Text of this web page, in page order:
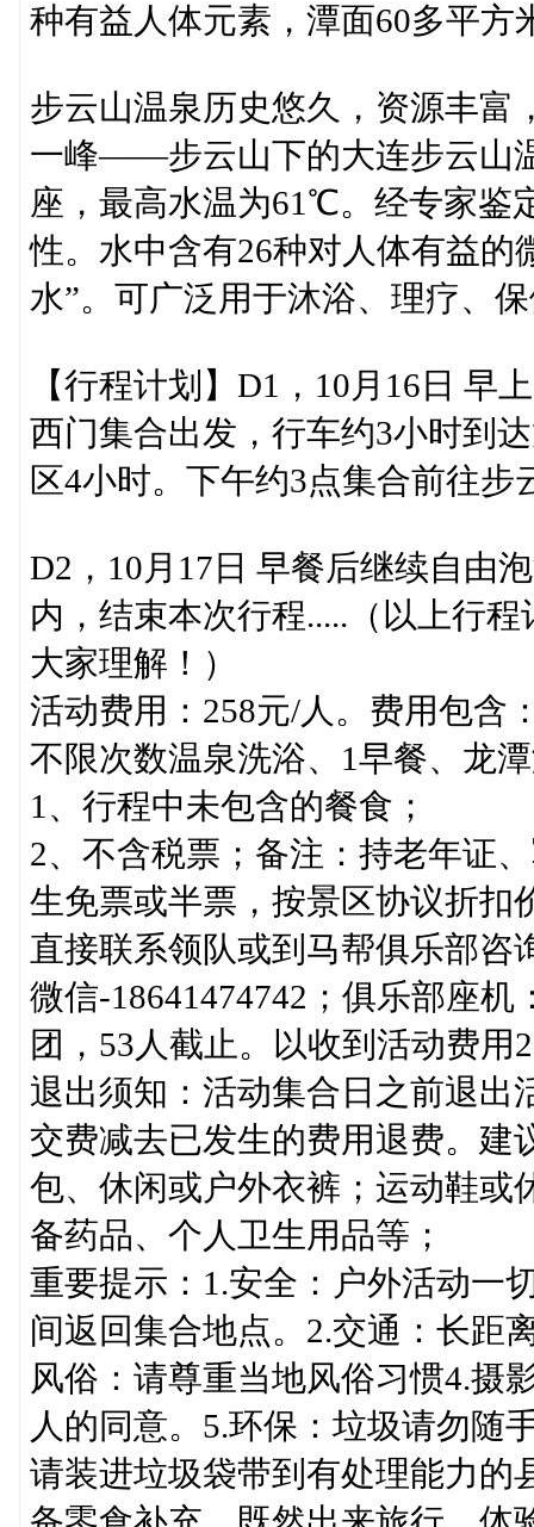
种有益人体元素，潭面60多平方
步云山温泉历史悠久，资源丰富
一峰——步云山下的大连步云山
座，最高水温为61℃。经专家鉴
性。水中含有26种对人体有益的
水”。可广泛用于沐浴、理疗、
【行程计划】D1，10月16日 早
西门集合出发，行车约3小时到
区4小时。下午约3点集合前往
D2，10月17日 早餐后继续自由
内，结束本次行程.....（以上行
大家理解！）
活动费用：258元/人。费用包含
不限次数温泉洗浴、1早餐、龙
1、行程中未包含的餐食；
2、不含税票；备注：持老年证
生免票或半票，按景区协议折扣
直接联系领队或到马帮俱乐部咨
微信-18641474742；俱乐部座机
团，53人截止。以收到活动费用
退出须知：活动集合日之前退出
交费减去已发生的费用退费。建
包、休闲或户外衣裤；运动鞋或
备药品、个人卫生用品等；
重要提示：1.安全：户外活动一
间返回集合地点。2.交通：长距
风俗：请尊重当地风俗习惯4.摄
人的同意。5.环保：垃圾请勿随
请装进垃圾袋带到有处理能力的